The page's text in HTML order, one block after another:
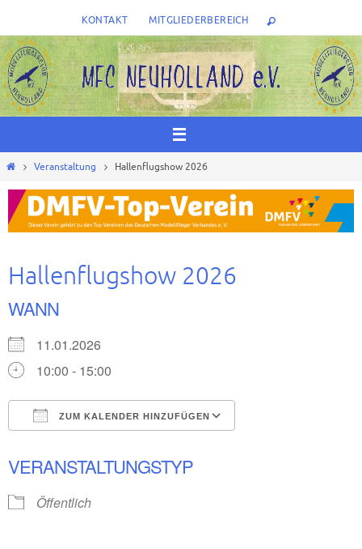
Inhalt
springen
KONTAKT MITGLIEDERBEREICH
StartVeranstaltung Hallenflugshow 2026
Hallenflugshow 2026
WANN
11.01.2026
10:00 - 15:00
ZUM KALENDER HINZUFÜGEN
VERANSTALTUNGSTYP
Öffentlich